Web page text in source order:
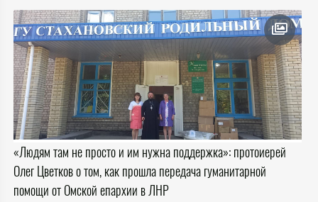
«Людям там не просто и им нужна поддержка»: протоиерей
Олег Цветков о том, как прошла передача гуманитарной
помощи от Омской епархии в ЛНР